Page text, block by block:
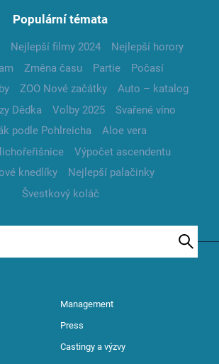
Populární témata
Nejlepší filmy 2024
Nejlepší horory
Změna času Partie
Počasí
ZOO Nové začátky
Auto – katalog
Dědka
Volby 2025
Svařené víno
podle Pohlreicha
Aloe vera
Výpočet ascendentu
knedlíky
Nejlepší palačinky
Švestkový koláč
Management
Press
Castingy a výzvy